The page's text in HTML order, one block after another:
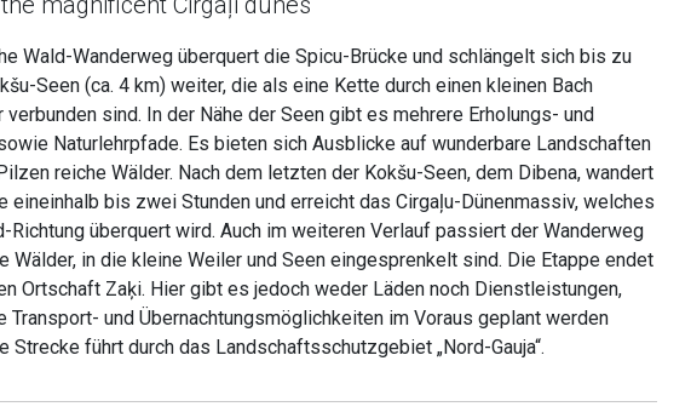
Wald-Wanderweg überquert die Spicu-Brücke und schlängelt sich bis zu
Seen (ca. 4 km) weiter, die als eine Kette durch einen kleinen Bach
verbunden sind. In der Nähe der Seen gibt es mehrere Erholungs- und
Naturlehrpfade. Es bieten sich Ausblicke auf wunderbare Landschaften
reiche Wälder. Nach dem letzten der Kokšu-Seen, dem Dibena, wandert
eineinhalb bis zwei Stunden und erreicht das Cirgaļu-Dünenmassiv, welches
Richtung überquert wird. Auch im weiteren Verlauf passiert der Wanderweg
Wälder, in die kleine Weiler und Seen eingesprenkelt sind. Die Etappe endet
Ortschaft Zaķi. Hier gibt es jedoch weder Läden noch Dienstleistungen,
Transport- und Übernachtungsmöglichkeiten im Voraus geplant werden
Strecke führt durch das Landschaftsschutzgebiet „Nord-Gauja“.